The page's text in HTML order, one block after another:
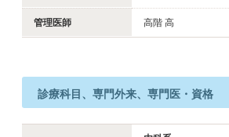
管理医師 高階 高
診療科目、専門外来、専門医・資格